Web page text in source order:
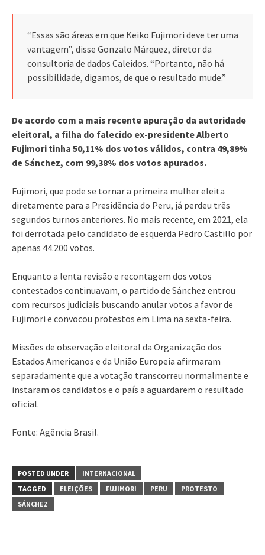
“Essas são áreas em que Keiko Fujimori deve ter uma
vantagem”, disse Gonzalo Márquez, diretor da
consultoria de dados Caleidos. “Portanto, não há
possibilidade, digamos, de que o resultado mude.”
De acordo com a mais recente apuração da autoridade
eleitoral, a filha do falecido ex-presidente Alberto
Fujimori tinha 50,11% dos votos válidos, contra 49,89%
de Sánchez, com 99,38% dos votos apurados.
Fujimori, que pode se tornar a primeira mulher eleita
diretamente para a Presidência do Peru, já perdeu três
segundos turnos anteriores. No mais recente, em 2021, ela
foi derrotada pelo candidato de esquerda Pedro Castillo por
apenas 44.200 votos.
Enquanto a lenta revisão e recontagem dos votos
contestados continuavam, o partido de Sánchez entrou
com recursos judiciais buscando anular votos a favor de
Fujimori e convocou protestos em Lima na sexta-feira.
Missões de observação eleitoral da Organização dos
Estados Americanos e da União Europeia afirmaram
separadamente que a votação transcorreu normalmente e
instaram os candidatos e o país a aguardarem o resultado
oficial.
Fonte: Agência Brasil.
POSTED UNDER
INTERNACIONAL
TAGGED
ELEIÇÕES FUJIMORI PERU
PROTESTO
SÁNCHEZ